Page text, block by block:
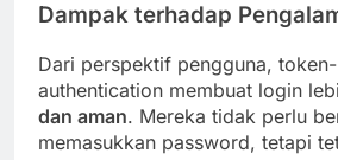
Dampak terhadap
Dari perspektif pengguna,
authentication membuat login
dan aman. Mereka tidak perlu
memasukkan password, tetapi